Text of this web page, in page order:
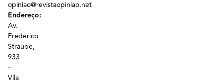
opiniao@revistaopiniao.net
Endereço:
Av.
Frederico
Straube,
933
–
Vila